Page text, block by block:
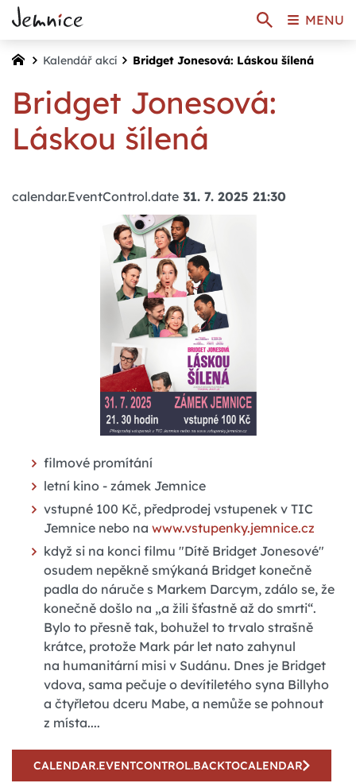
Kalendář akcí Bridget Jonesová: Láskou šílená
Bridget Jonesová:
Láskou šílená
calendar.EventControl.date 31. 7. 2025 21:30
filmové promítání
letní kino - zámek Jemnice
vstupné 100 Kč, předprodej vstupenek v TIC
Jemnice nebo na www.vstupenky.jemnice.cz
když si na konci filmu "Dítě Bridget Jonesové"
osudem nepěkně smýkaná Bridget konečně
padla do náruče s Markem Darcym, zdálo se, že
konečně došlo na „a žili šťastně až do smrti“.
Bylo to přesně tak, bohužel to trvalo strašně
krátce, protože Mark pár let nato zahynul
na humanitární misi v Sudánu. Dnes je Bridget
vdova, sama pečuje o devítiletého syna Billyho
a čtyřletou dceru Mabe, a nemůže se pohnout
z místa....
CALENDAR.EVENTCONTROL.BACKTOCALENDAR
MENU